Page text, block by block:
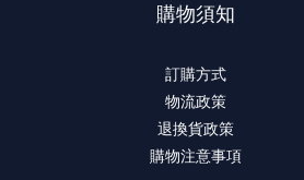
購物須知
訂購方式
物流政策
退換貨政策
購物注意事項